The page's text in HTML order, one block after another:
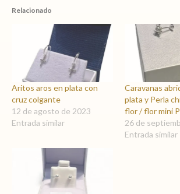
Relacionado
Aritos aros en plata con
cruz colgante
12 de agosto de 2023
Entrada similar
Caravanas
plata y Perla
flor / flor mini
26 de
Entrada similar